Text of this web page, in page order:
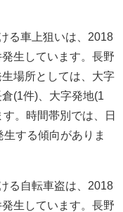
る車上狙いは、2018
生しています。長野
場所としては、大字
(1件)、大字発地(1
。時間帯別では、日
する傾向がありま
る自転車盗は、2018
生しています。長野